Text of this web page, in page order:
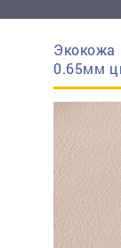
Экокожа
0.65мм
Контактный
Ваш вопрос: